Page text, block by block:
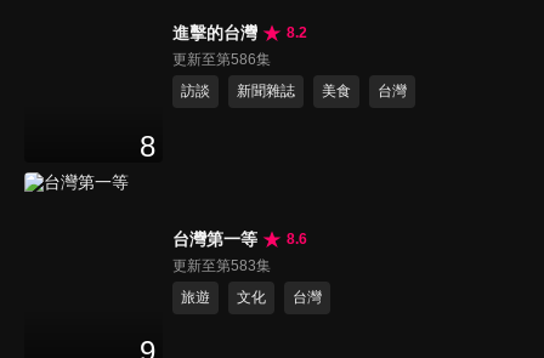
8
進擊的台灣
8.2
更新至第586集
訪談
新聞雜誌 美食 台灣
台灣第一等
8.6
更新至第583集
旅遊
文化 台灣